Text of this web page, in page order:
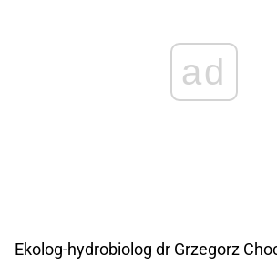
ad
Ekolog-hydrobiolog dr Grzegorz